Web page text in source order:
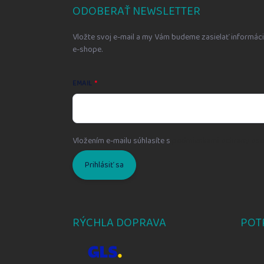
ODOBERAŤ NEWSLETTER
Vložte svoj e-mail a my Vám budeme zasielať
e-shope.
EMAIL
Vložením e-mailu súhlasíte s
Prihlásiť sa
RÝCHLA DOPRAVA